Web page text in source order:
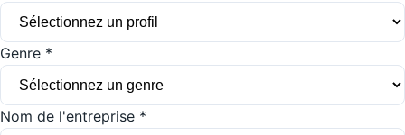
Genre *
Nom de l'entreprise *